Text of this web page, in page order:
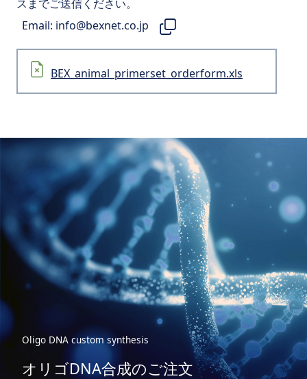
スまでご送信ください。
Email: info@bexnet.co.jp
BEX_animal_primerset_orderform.xls
Oligo DNA custom synthesis
オリゴDNA合成のご注文